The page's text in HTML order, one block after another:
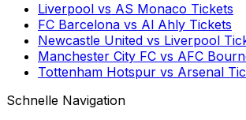
Liverpool vs AS Monaco Tickets
FC Barcelona vs Al Ahly Tickets
Newcastle United vs Liverpool
Manchester City FC vs AFC
Tottenham Hotspur vs Arsenal
Schnelle Navigation